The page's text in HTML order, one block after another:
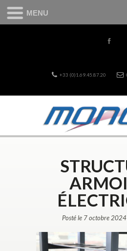
+33 (0)1.69.45.87.20
Posté le 7 octobre
MENU